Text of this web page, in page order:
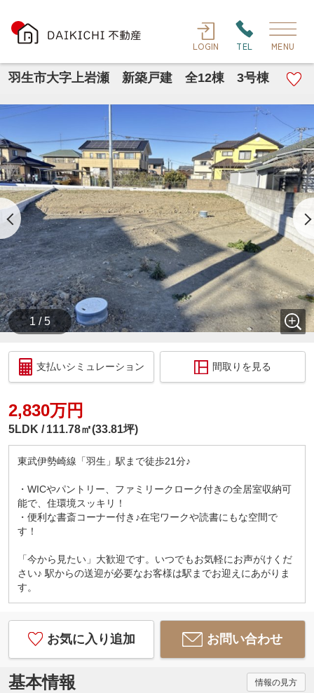
LOGIN TEL MENU
羽生市大字上岩瀬 新築戸建 全12棟 3号棟
1 / 5
支払いシミュレーション 間取りを見る
2,830万円
5LDK 111.78㎡(33.81坪)
東武伊勢崎線「羽生」駅まで徒歩21分♪
・WICやパントリー、ファミリークローク付きの全居室収納可
能で、住環境スッキリ！
・便利な書斎コーナー付き♪在宅ワークや読書にもな空間で
す！
「今から見たい」大歓迎です。いつでもお気軽にお声がけくだ
さい♪ 駅からの送迎が必要なお客様は駅までお迎えにあがりま
す。
お気に入り追加 お問い合わせ
基本情報 情報の見方